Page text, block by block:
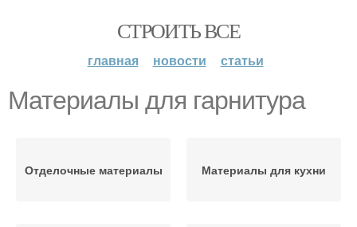
СТРОИТЬ ВСЕ
главная новости статьи
Материалы для гарнитура
Отделочные материалы Материалы для кухни